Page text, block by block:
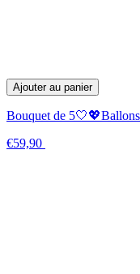
Ajouter au panier
Bouquet de
€59,90